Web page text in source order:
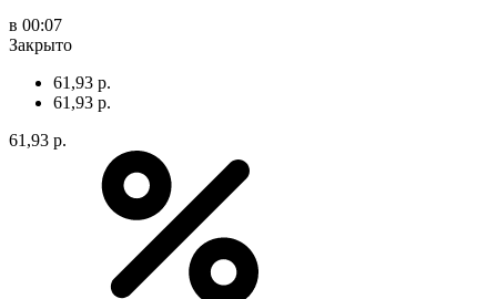
в 00:07
Закрыто
61,93 р.
61,93 р.
61,93 р.